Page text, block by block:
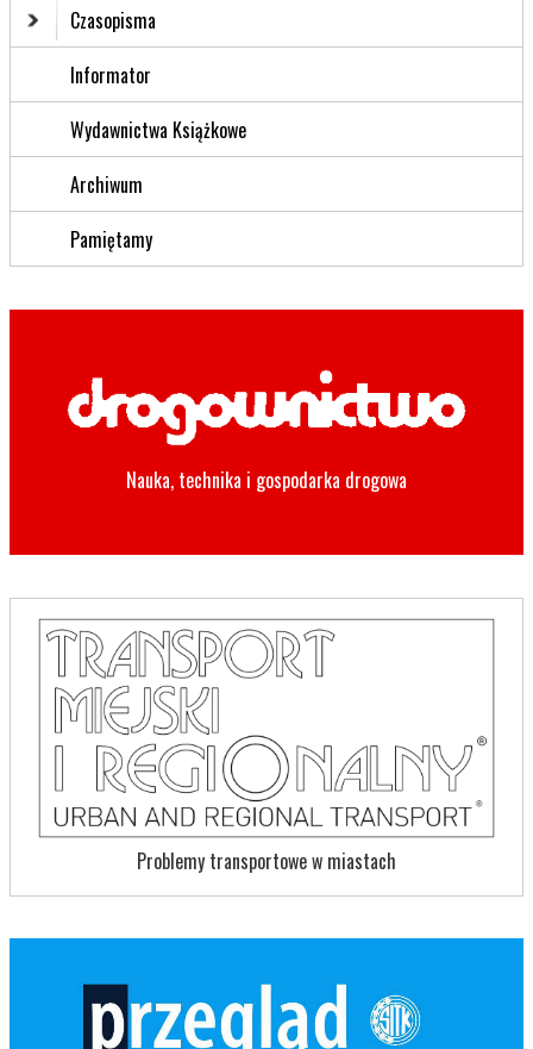
Czasopisma
Informator
Wydawnictwa Książkowe
Archiwum
Pamiętamy
Nauka, technika i gospodarka drogowa
Problemy transportowe w miastach